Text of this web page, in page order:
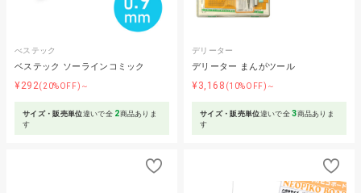
べステック
ベステック ソーラインコミック
¥292(20%OFF)～
サイズ・販売単位違いで全 2商品ありま
す
デリーター
デリーター まんがツール
¥3,168 (10%OFF)～
サイズ・販売単位違いで全3商品ありま
す